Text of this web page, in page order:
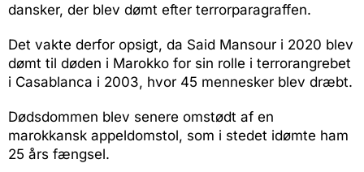
dansker, der blev dømt efter terrorparagraffen.
Det vakte derfor opsigt, da Said Mansour i 2020 blev
dømt til døden i Marokko for sin rolle i terrorangrebet
i Casablanca i 2003, hvor 45 mennesker blev dræbt.
Dødsdommen blev senere omstødt af en
marokkansk appeldomstol, som i stedet idømte ham
25 års fængsel.